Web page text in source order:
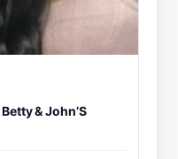
& John’S